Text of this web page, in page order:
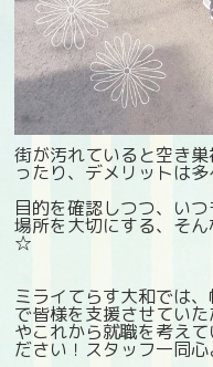
街が汚れていると空き
ったり、デメリットは多
目的を確認しつつ、い
場所を大切にする、そ
☆
ミライてらす大和では
で皆様を支援させてい
やこれから就職を考え
ださい！スタッフ一同